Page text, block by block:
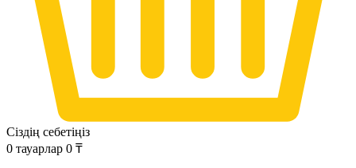
Сіздің себетіңіз
0 тауарлар 0 ₸